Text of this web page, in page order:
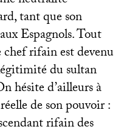
tant que son
Espagnols. Tout
chef rifain est devenu
du sultan
hésite d’ailleurs à
de son pouvoir :
rifain des